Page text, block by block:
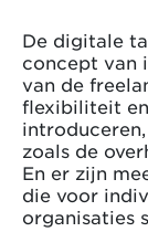
De digitale
concept van
van de
flexibiliteit
zoals de
En er zijn
die voor
organisaties